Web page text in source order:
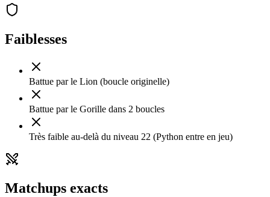
Faiblesses
Battue par le Lion (boucle originelle)
Battue par le Gorille dans 2 boucles
Très faible au-delà du niveau 22 (Python entre en jeu)
Matchups exacts